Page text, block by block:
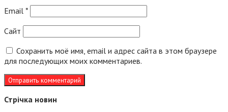
Email *
Сайт
Сохранить моё имя, email и адрес сайта в этом браузере
для последующих моих комментариев.
Стрічка новин